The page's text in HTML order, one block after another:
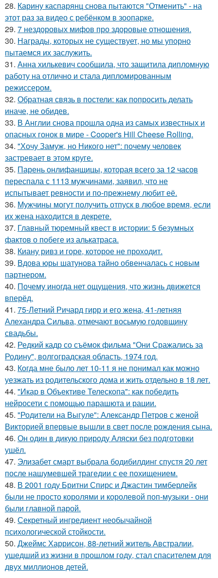
28. Карину каспарянц снова пытаются "Отменить" - на
этот раз за видео с ребёнком в зоопарке.
29. 7 нездоровых мифов про здоровые отношения.
30. Награды, которых не существует, но мы упорно
пытаемся их заслужить.
31. Анна хилькевич сообщила, что защитила дипломную
работу на отлично и стала дипломированным
режиссером.
32. Обратная связь в постели: как попросить делать
иначе, не обидев.
33. В Англии снова прошла одна из самых известных и
опасных гонок в мире - Cooper's Hill Cheese Rolling.
34. "Хочу Замуж, но Никого нет": почему человек
застревает в этом круге.
35. Парень онлифанщицы, которая всего за 12 часов
переспала с 1113 мужчинами, заявил, что не
испытывает ревности и по-прежнему любит её.
36. Мужчины могут получить отпуск в любое время, если
их жена находится в декрете.
37. Главный тюремный квест в истории: 5 безумных
фактов о побеге из алькатраса.
38. Киану ривз и горе, которое не проходит.
39. Вдова юры шатунова тайно обвенчалась с новым
партнером.
40. Почему иногда нет ощущения, что жизнь движется
вперёд.
41. 75-Летний Ричард гирр и его жена, 41-летняя
Алехандра Сильва, отмечают восьмую годовщину
свадьбы.
42. Редкий кадр со съёмок фильма "Они Сражались за
Родину", волгоградская область, 1974 год.
43. Когда мне было лет 10-11 я не понимал как можно
уезжать из родительского дома и жить отдельно в 18 лет.
44. "Икар в Объективе Телескопа": как победить
нейросети с помощью парашюта и рации.
45. "Родители на Выгуле": Александр Петров с женой
Викторией впервые вышли в свет после рождения сына.
46. Он один в дикую природу Аляски без подготовки
ушёл.
47. Элизабет смарт выбрала бодибилдинг спустя 20 лет
после нашумевшей трагедии с ее похищением.
48. В 2001 году Бритни Спирс и Джастин тимберлейк
были не просто королями и королевой поп-музыки - они
были главной парой.
49. Секретный ингредиент необычайной
психологической стойкости.
50. Джеймс Харрисон, 88-летний житель Австралии,
ушедший из жизни в прошлом году, стал спасителем для
двух миллионов детей.